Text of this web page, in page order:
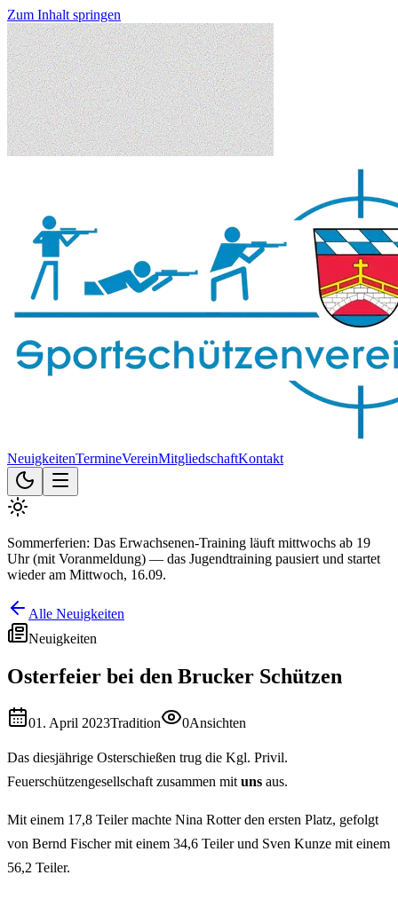
Zum Inhalt springen
NeuigkeitenTermineVereinMitgliedschaftKontakt
Sommerferien: Das Erwachsenen-Training läuft mittwochs ab 19
Uhr (mit Voranmeldung) — das Jugendtraining pausiert und startet
wieder am Mittwoch, 16.09.
Alle Neuigkeiten
Neuigkeiten
Osterfeier bei den Brucker Schützen
01. April 2023Tradition 0Ansichten
Das diesjährige Osterschießen trug die Kgl. Privil.
Feuerschützengesellschaft zusammen mit uns aus.
Mit einem 17,8 Teiler machte Nina Rotter den ersten Platz, gefolgt
von Bernd Fischer mit einem 34,6 Teiler und Sven Kunze mit einem
56,2 Teiler.